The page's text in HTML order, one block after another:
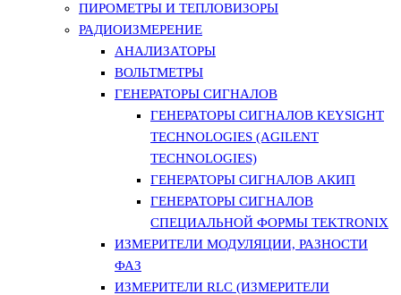
ПИРОМЕТРЫ И ТЕПЛОВИЗОРЫ
РАДИОИЗМЕРЕНИЕ
АНАЛИЗАТОРЫ
ВОЛЬТМЕТРЫ
ГЕНЕРАТОРЫ СИГНАЛОВ
ГЕНЕРАТОРЫ СИГНАЛОВ KEYSIGHT
TECHNOLOGIES (AGILENT
TECHNOLOGIES)
ГЕНЕРАТОРЫ СИГНАЛОВ АКИП
ГЕНЕРАТОРЫ СИГНАЛОВ
СПЕЦИАЛЬНОЙ ФОРМЫ TEKTRONIX
ИЗМЕРИТЕЛИ МОДУЛЯЦИИ, РАЗНОСТИ
ФАЗ
ИЗМЕРИТЕЛИ RLC (ИЗМЕРИТЕЛИ